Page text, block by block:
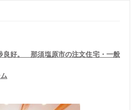
良好。 那須塩原市の注文住宅・一般